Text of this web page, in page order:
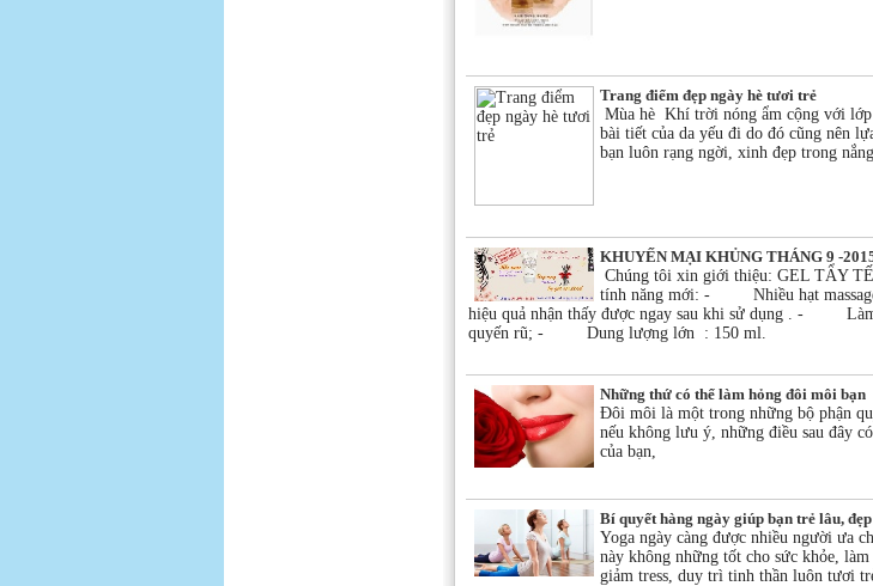
Trang điểm đẹp ngày hè tươi trẻ
Mùa hè Khí trời nóng ẩm cộng với
bài tiết của da yếu đi do đó cũng nên
bạn luôn rạng ngời, xinh đẹp trong
KHUYẾN MẠI KHỦNG THÁNG 9 -
Chúng tôi xin giới thiệu: GEL TẨY
tính năng mới: - Nhiều hạt
hiệu quả nhận thấy được ngay sau khi sử dụng . -
quyến rũ; - Dung lượng lớn : 150 ml.
Những thứ có thể làm hỏng đôi môi bạn
Đôi môi là một trong những bộ phận
nếu không lưu ý, những điều sau đây
của bạn,
Bí quyết hàng ngày giúp bạn trẻ lâu,
Yoga ngày càng được nhiều người ưa
này không những tốt cho sức khỏe,
giảm tress, duy trì tinh thần luôn tươi